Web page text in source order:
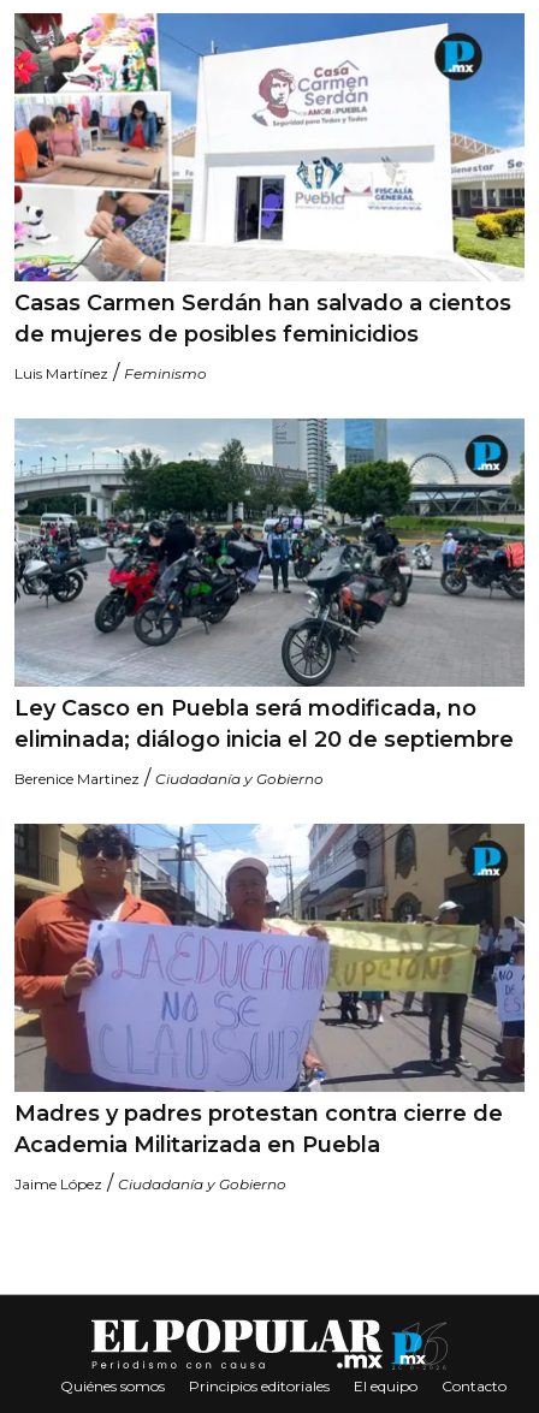
Casas Carmen Serdán han salvado a cientos
de mujeres de posibles feminicidios
Luis Martínez / Feminismo
Ley Casco en Puebla será modificada, no
eliminada; diálogo inicia el 20 de septiembre
Berenice Martinez / Ciudadanía y Gobierno
Madres y padres protestan contra cierre de
Academia Militarizada en Puebla
Jaime López / Ciudadanía y Gobierno
Quiénes somos Principios editoriales El equipo
Contacto